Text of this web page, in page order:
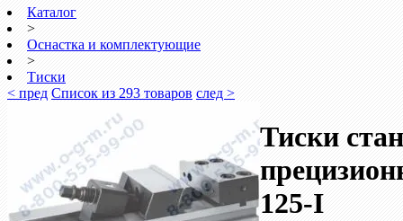
Каталог
>
Оснастка и комплектующие
>
Тиски
< пред Список из 293 товаров след >
Тиски
125-I